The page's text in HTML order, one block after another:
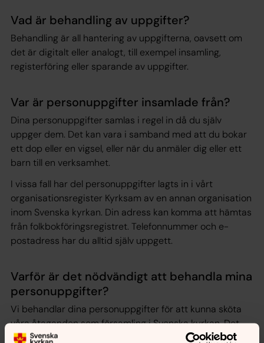
Vad är behandling av uppgifter?
Behandling är all hantering av uppgifterna, oavsett om
det är digitalt eller analogt, till exempel insamling,
registerföring eller sparande av uppgifter.
Var är personuppgifter insamlade från?
Dina personuppgifter samlas i regel in då du själv
uppger dem. Det kan vara i samband med att du bokar
ett dop eller en vigsel, eller när du anmäler dig eller ett
barn till en verksamhet.
I vissa fall har del personuppgifter lagts in i vårt
organisationsregister Kyrksam av en annan organisation
inom Svenska kyrkan. Din adress kan komma att hämtas
från folkbokföringsregistret. Telefonnummer och e-
postadress har du alltid själv uppgett.
Varför är det nödvändigt att behandla mina
personuppgifter?
Vi behandlar dina personuppgifter för att kunna sköta
våra åtaganden som församling i Svenska kyrkan. Det
inkluderar exempelvis medlemskap, genomförande av